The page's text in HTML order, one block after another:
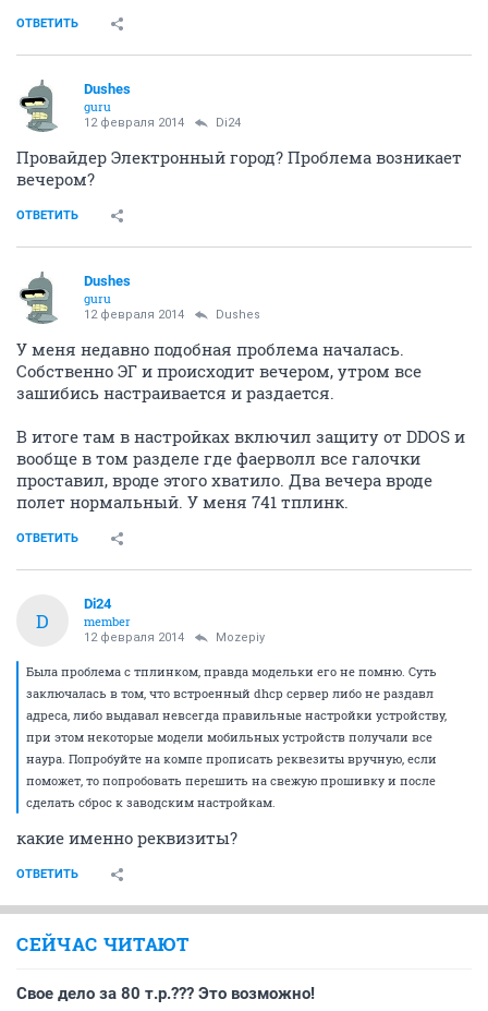
ОТВЕТИТЬ
Dushes
guru
12 февраля 2014 Di24
Провайдер Электронный город? Проблема возникает
вечером?
ОТВЕТИТЬ
Dushes
guru
12 февраля 2014 Dushes
У меня недавно подобная проблема началась.
Собственно ЭГ и происходит вечером, утром все
зашибись настраивается и раздается.
В итоге там в настройках включил защиту от DDOS и
вообще в том разделе где фаерволл все галочки
проставил, вроде этого хватило. Два вечера вроде
полет нормальный. У меня 741 тплинк.
ОТВЕТИТЬ
D
Di24
member
12 февраля 2014 Mozepiy
Была проблема с тплинком, правда модельки его не помню. Суть
заключалась в том, что встроенный dhcp сервер либо не раздавл
адреса, либо выдавал невсегда правильные настройки устройству,
при этом некоторые модели мобильных устройств получали все
наура. Попробуйте на компе прописать реквезиты вручную, если
поможет, то попробовать перешить на свежую прошивку и после
сделать сброс к заводским настройкам.
какие именно реквизиты?
ОТВЕТИТЬ
СЕЙЧАС ЧИТАЮТ
Свое дело за 80 т.р.??? Это возможно!